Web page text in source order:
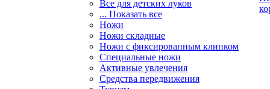
Все для детских луков
... Показать все
Ножи
Ножи складные
Ножи с фиксированным клинком
Специальные ножи
Активные увлечения
Средства передвижения